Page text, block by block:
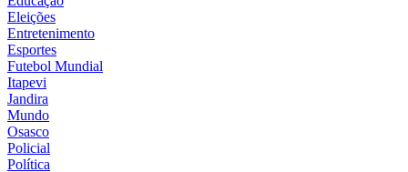
Eleições
Entretenimento
Esportes
Futebol Mundial
Itapevi
Jandira
Mundo
Osasco
Policial
Política